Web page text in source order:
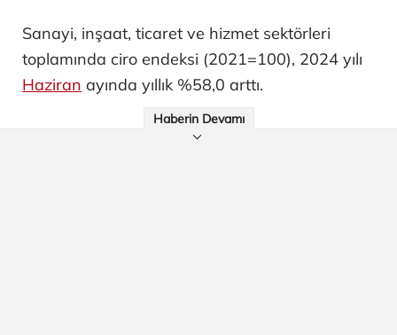
Sanayi, inşaat, ticaret ve hizmet sektörleri
toplamında ciro endeksi (2021=100), 2024 yılı
Haziran ayında yıllık %58,0 arttı.
Haberin Devamı